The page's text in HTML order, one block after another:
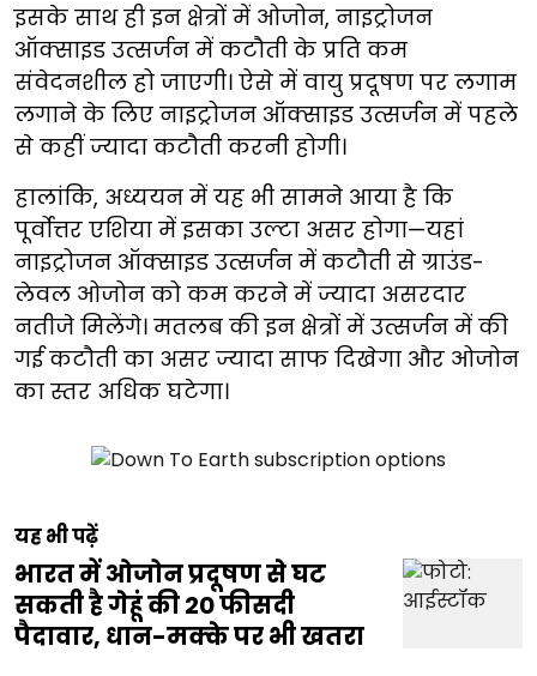
इसके साथ ही इन क्षेत्रों में ओजोन, नाइट्रोजन
ऑक्साइड उत्सर्जन में कटौती के प्रति कम
संवेदनशील हो जाएगी। ऐसे में वायु प्रदूषण पर लगाम
लगाने के लिए नाइट्रोजन ऑक्साइड उत्सर्जन में पहले
से कहीं ज्यादा कटौती करनी होगी।
हालांकि, अध्ययन में यह भी सामने आया है कि
पूर्वोत्तर एशिया में इसका उल्टा असर होगा—यहां
नाइट्रोजन ऑक्साइड उत्सर्जन में कटौती से ग्राउंड-
लेवल ओजोन को कम करने में ज्यादा असरदार
नतीजे मिलेंगे। मतलब की इन क्षेत्रों में उत्सर्जन में की
गई कटौती का असर ज्यादा साफ दिखेगा और ओजोन
का स्तर अधिक घटेगा।
यह भी पढ़ें
भारत में ओजोन प्रदूषण से घट
सकती है गेहूं की 20 फीसदी
पैदावार, धान-मक्के पर भी खतरा